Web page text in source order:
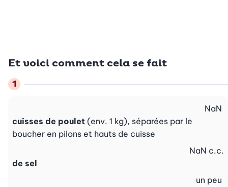
Et voici comment cela se fait
cuisses de poulet (env. 1 kg), séparées par le
boucher en pilons et hauts de cuisse
NaN
de sel
NaN c.c.
un peu